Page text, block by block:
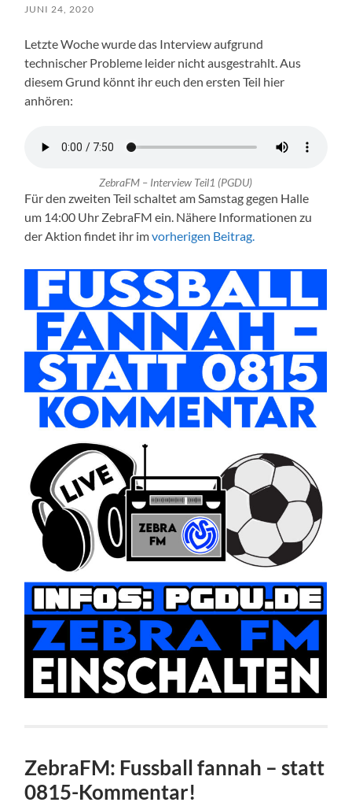
JUNI 24, 2020
Letzte Woche wurde das Interview aufgrund
technischer Probleme leider nicht ausgestrahlt. Aus
diesem Grund könnt ihr euch den ersten Teil hier
anhören:
ZebraFM – Interview Teil1 (PGDU)
Für den zweiten Teil schaltet am Samstag gegen Halle
um 14:00 Uhr ZebraFM ein. Nähere Informationen zu
der Aktion findet ihr imvorherigen Beitrag.
ZebraFM: Fussball fannah – statt
0815-Kommentar!